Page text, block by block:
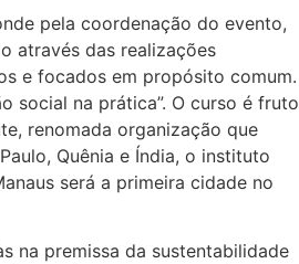
pela coordenação do evento,
através das realizações
e focados em propósito comum.
social na prática”. O curso é fruto
renomada organização que
Quênia e Índia, o instituto
será a primeira cidade no
na premissa da sustentabilidade